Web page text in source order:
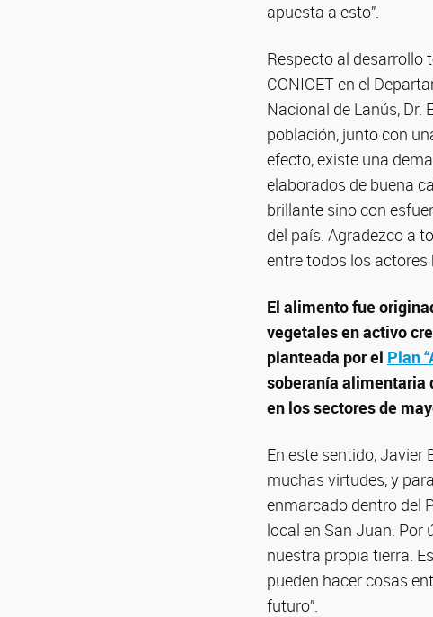
apuesta a esto”.
Respecto al desarrollo
CONICET en el
Nacional de Lanús, Dr.
población, junto con
efecto, existe una
elaborados de buena
brillante sino con
del país. Agradezco a
entre todos los actores
El alimento fue
vegetales en activo
planteada por el Plan
soberanía alimentaria
en los sectores de
En este sentido, Javier
muchas virtudes, y
enmarcado dentro del
local en San Juan. Por
nuestra propia tierra.
pueden hacer cosas
futuro”.